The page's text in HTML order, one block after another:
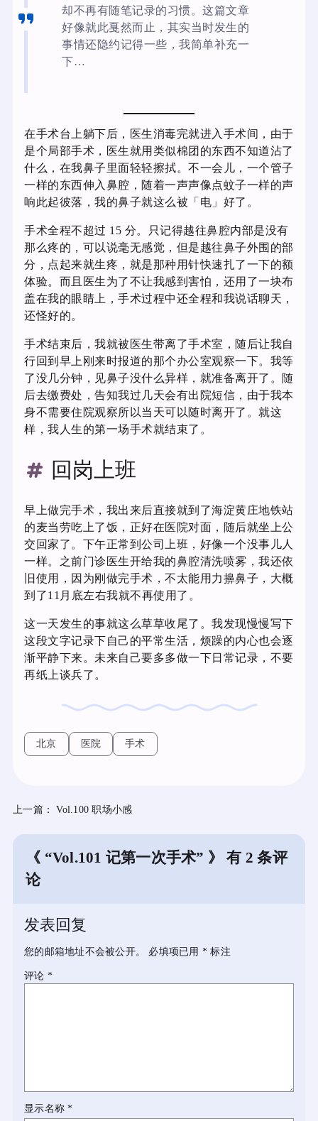
却不再有随笔记录的习惯。这篇文章
好像就此戛然而止，其实当时发生的
事情还隐约记得一些，我简单补充一
下…
在手术台上躺下后，医生消毒完就进入手术间，由于
是个局部手术，医生就用类似棉团的东西不知道沾了
什么，在我鼻子里面轻轻擦拭。不一会儿，一个管子
一样的东西伸入鼻腔，随着一声声像点蚊子一样的声
响此起彼落，我的鼻子就这么被「电」好了。
手术全程不超过 15 分。只记得越往鼻腔内部是没有
那么疼的，可以说毫无感觉，但是越往鼻子外围的部
分，点起来就生疼，就是那种用针快速扎了一下的额
体验。而且医生为了不让我感到害怕，还用了一块布
盖在我的眼睛上，手术过程中还全程和我说话聊天，
还怪好的。
手术结束后，我就被医生带离了手术室，随后让我自
行回到早上刚来时报道的那个办公室观察一下。我等
了没几分钟，见鼻子没什么异样，就准备离开了。随
后去缴费处，告知我过几天会有出院短信，由于我本
身不需要住院观察所以当天可以随时离开了。就这
样，我人生的第一场手术就结束了。
回岗上班
早上做完手术，我出来后直接就到了海淀黄庄地铁站
的麦当劳吃上了饭，正好在医院对面，随后就坐上公
交回家了。下午正常到公司上班，好像一个没事儿人
一样。之前门诊医生开给我的鼻腔清洗喷雾，我还依
旧使用，因为刚做完手术，不太能用力擤鼻子，大概
到了11月底左右我就不再使用了。
这一天发生的事就这么草草收尾了。我发现慢慢写下
这段文字记录下自己的平常生活，烦躁的内心也会逐
渐平静下来。未来自己要多多做一下日常记录，不要
再纸上谈兵了。
北京 医院 手术
上一篇： Vol.100 职场小感
《 “Vol.101 记第一次手术” 》 有 2 条评
论
发表回复
您的邮箱地址不会被公开。 必填项已用 * 标注
评论 *
显示名称*